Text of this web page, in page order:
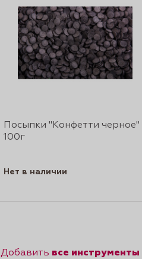
Посыпки "Конфетти черное"
100г
Нет в наличии
Добавить все инструменты